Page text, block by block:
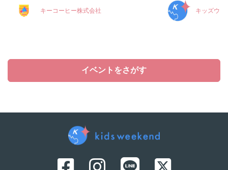
キーコーヒー株式会社 キッズウィ
イベントをさがす